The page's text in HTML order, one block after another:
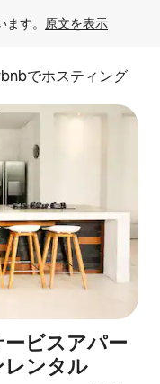
す。 原文を表示
でホスティング
ビスアパー
レンタル